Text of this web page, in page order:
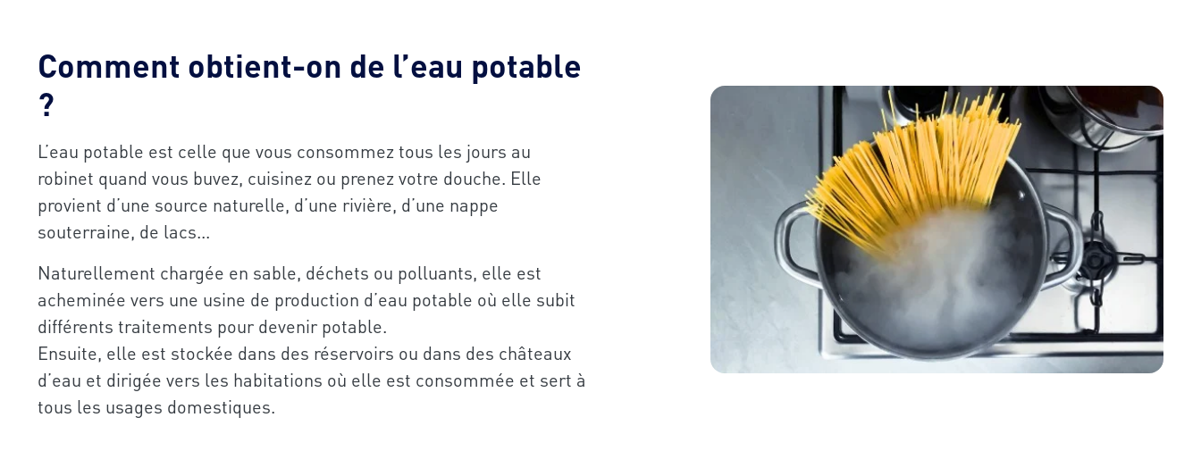
Comment obtient-on de l’eau potable
?
L’eau potable est celle que vous consommez tous les jours au
robinet quand vous buvez, cuisinez ou prenez votre douche. Elle
provient d’une source naturelle, d’une rivière, d’une nappe
souterraine, de lacs...
Naturellement chargée en sable, déchets ou polluants, elle est
acheminée vers une usine de production d’eau potable où elle subit
différents traitements pour devenir potable.
Ensuite, elle est stockée dans des réservoirs ou dans des châteaux
d’eau et dirigée vers les habitations où elle est consommée et sert à
tous les usages domestiques.